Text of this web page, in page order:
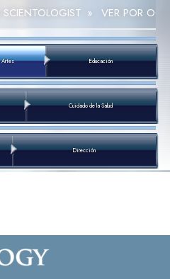
» VER POR
Artes Educación
Cuidado de la Salud
Dirección